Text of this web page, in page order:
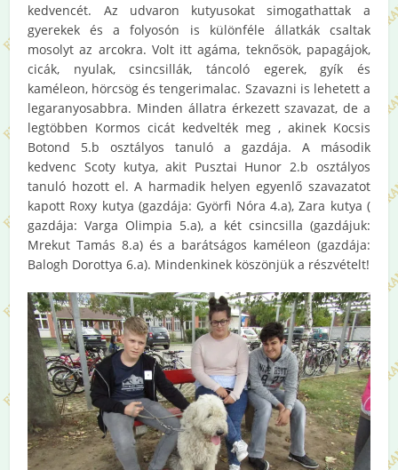
kedvencét. Az udvaron kutyusokat simogathattak a
gyerekek és a folyosón is különféle állatkák csaltak
mosolyt az arcokra. Volt itt agáma, teknősök, papagájok,
cicák, nyulak, csincsillák, táncoló egerek, gyík és
kaméleon, hörcsög és tengerimalac. Szavazni is lehetett a
legaranyosabbra. Minden állatra érkezett szavazat, de a
legtöbben Kormos cicát kedvelték meg , akinek Kocsis
Botond 5.b osztályos tanuló a gazdája. A második
kedvenc Scoty kutya, akit Pusztai Hunor 2.b osztályos
tanuló hozott el. A harmadik helyen egyenlő szavazatot
kapott Roxy kutya (gazdája: Györfi Nóra 4.a), Zara kutya (
gazdája: Varga Olimpia 5.a), a két csincsilla (gazdájuk:
Mrekut Tamás 8.a) és a barátságos kaméleon (gazdája:
Balogh Dorottya 6.a). Mindenkinek köszönjük a részvételt!